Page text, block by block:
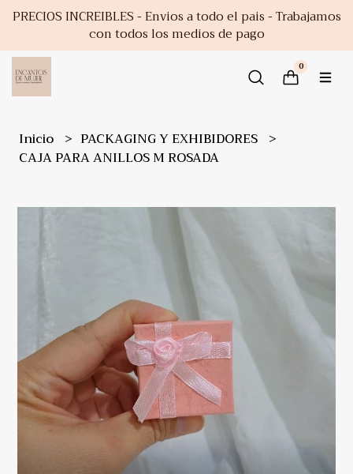
PRECIOS INCREIBLES - Envios a todo el pais - Trabajamos
con todos los medios de pago
0
Inicio
PACKAGING Y EXHIBIDORES
CAJA PARA ANILLOS M ROSADA